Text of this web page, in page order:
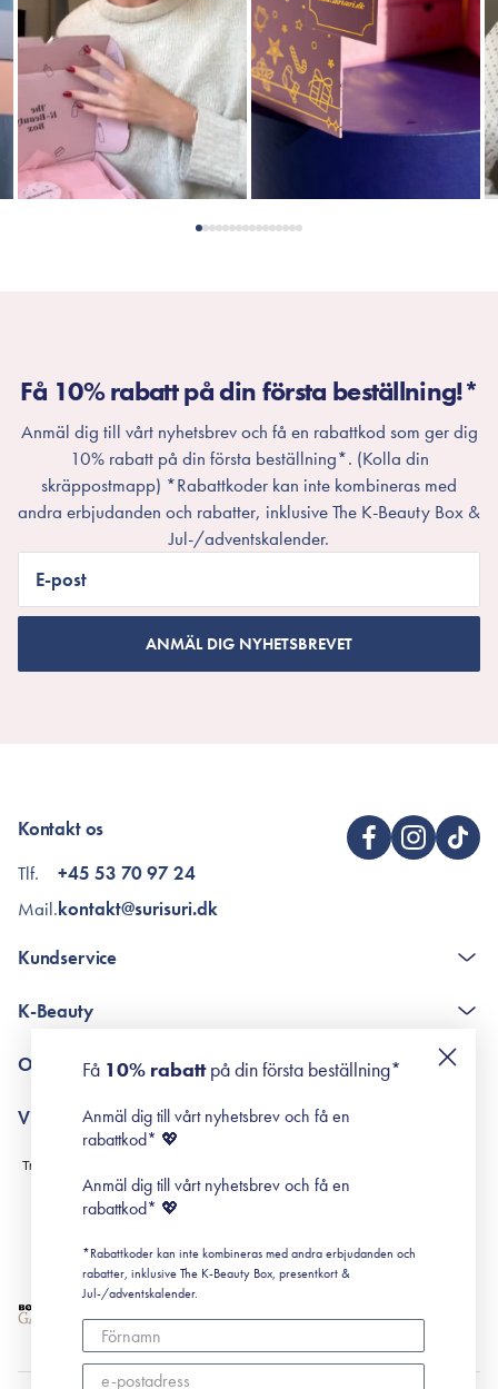
Få 10% rabatt på din första beställning!*
Anmäl dig till vårt nyhetsbrev och få en rabattkod som ger dig
10% rabatt på din första beställning*. (Kolla din
skräppostmapp) *Rabattkoder kan inte kombineras med
andra erbjudanden och rabatter, inklusive The K-Beauty Box &
Jul-/adventskalender.
E-post
ANMÄL DIG NYHETSBREVET
Kontakt os
Tlf.
Mail.
+45 53 70 97 24
kontakt@surisuri.dk
Kundservice
Poängshop - frågor och svar
K-Beauty
Retinol för nybörjare
Om Surisuri
Black Friday
Villkor
Leverans & Retur
Köpvillkor
Prenumerationsvillkor
Cookiepolicy
Få 10% rabattpå din första beställning*
Anmäl dig till vårt nyhetsbrev och få en
rabattkod* 💖
Anmäl dig till vårt nyhetsbrev och få en
rabattkod* 💖
*Rabattkoder kan inte kombineras med andra erbjudanden och
rabatter, inklusive The K-Beauty Box, presentkort &
Jul-/adventskalender.